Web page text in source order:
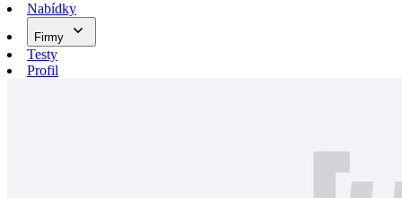
Nabídky
Firmy
Testy
Profil